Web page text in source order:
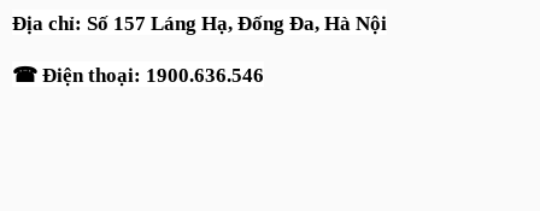
Địa chỉ: Số 157 Láng Hạ, Đống Đa, Hà Nội
☎ Điện thoại: 1900.636.546